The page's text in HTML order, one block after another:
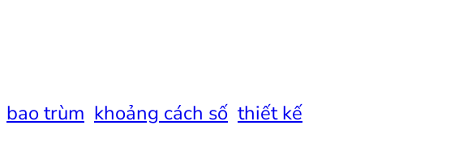
bao trùm khoảng cách số thiết kế